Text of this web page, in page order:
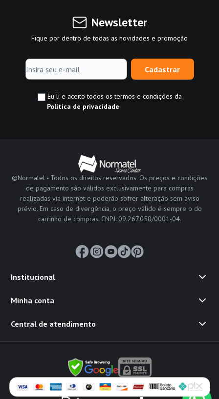
Newsletter
Fique por dentro de todas as novidades e promoção
Cadastrar
Eu li e aceito todos os termos e condições da
Política de privacidade
©Normatel - Todos os direitos reservados. Os preços e condições
de pagamento são válidos exclusivamente para compras
realizadas via internet e poderão sofrer alteração sem aviso
prévio. Em caso de divergência, o preço válido é sempre o do
carrinho de compras. CNPJ: 09.267.050/0001-04.
Institucional
Minha conta
Central de atendimento